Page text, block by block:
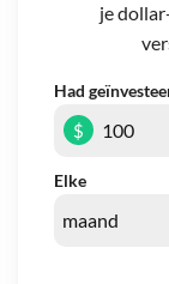
je
Had
Elke
$